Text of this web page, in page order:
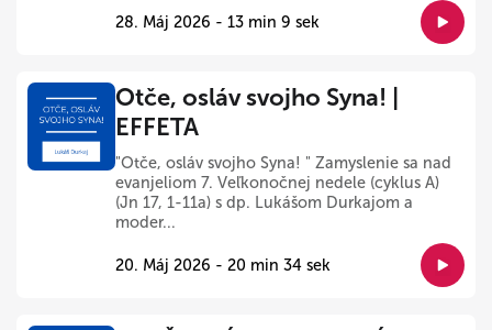
28. Máj 2026 - 13 min 9 sek
Otče, osláv svojho Syna! |
EFFETA
"Otče, osláv svojho Syna! " Zamyslenie sa nad
evanjeliom 7. Veľkonočnej nedele (cyklus A)
(Jn 17, 1-11a) s dp. Lukášom Durkajom a
moder...
20. Máj 2026 - 20 min 34 sek